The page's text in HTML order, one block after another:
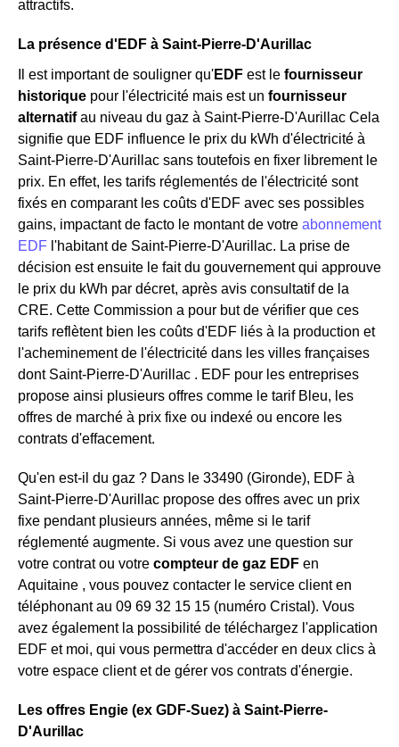
attractifs.
La présence d'EDF à Saint-Pierre-D'Aurillac
Il est important de souligner qu'EDF est le fournisseur
historique pour l'électricité mais est un fournisseur
alternatifau niveau du gaz à Saint-Pierre-D'Aurillac Cela
signifie que EDF influence le prix du kWh d'électricité à
Saint-Pierre-D'Aurillac sans toutefois en fixer librement le
prix. En effet, les tarifs réglementés de l'électricité sont
fixés en comparant les coûts d'EDF avec ses possibles
gains, impactant de facto le montant de votre abonnement
EDF l'habitant de Saint-Pierre-D'Aurillac. La prise de
décision est ensuite le fait du gouvernement qui approuve
le prix du kWh par décret, après avis consultatif de la
CRE. Cette Commission a pour but de vérifier que ces
tarifs reflètent bien les coûts d'EDF liés à la production et
l'acheminement de l'électricité dans les villes françaises
dont Saint-Pierre-D'Aurillac . EDF pour les entreprises
propose ainsi plusieurs offres comme le tarif Bleu, les
offres de marché à prix fixe ou indexé ou encore les
contrats d'effacement.
Qu'en est-il du gaz ? Dans le 33490 (Gironde), EDF à
Saint-Pierre-D'Aurillac propose des offres avec un prix
fixe pendant plusieurs années, même si le tarif
réglementé augmente. Si vous avez une question sur
votre contrat ou votre compteur de gaz EDF en
Aquitaine , vous pouvez contacter le service client en
téléphonant au 09 69 32 15 15 (numéro Cristal). Vous
avez également la possibilité de téléchargez l'application
EDF et moi, qui vous permettra d'accéder en deux clics à
votre espace client et de gérer vos contrats d'énergie.
Les offres Engie (ex GDF-Suez) à Saint-Pierre-
D'Aurillac